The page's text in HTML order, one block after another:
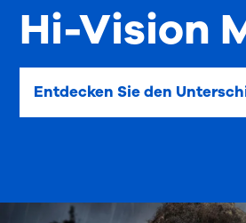
Hi-Vision
Entdecken Sie den